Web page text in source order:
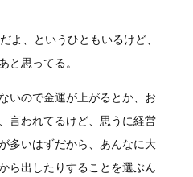
よ、というひともいるけど、
と思ってる。
いので金運が上がるとか、お
言われてるけど、思うに経営
多いはずだから、あんなに大
ら出したりすることを選ぶん